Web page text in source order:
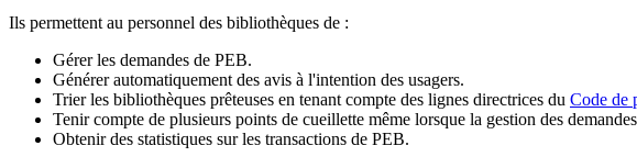
Ils permettent au personnel des bibliothèques de :
Gérer les demandes de PEB.
Générer automatiquement des avis à l'intention des usagers.
Trier les bibliothèques prêteuses en tenant compte des lignes directrices du Code de
Tenir compte de plusieurs points de cueillette même lorsque la gestion des
Obtenir des statistiques sur les transactions de PEB.